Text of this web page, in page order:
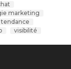
marketing
tendance
visibilité